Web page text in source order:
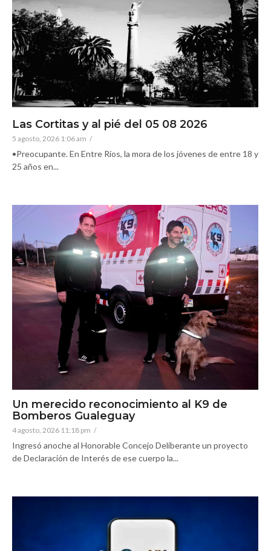
Las Cortitas y al pié del 05 08 2026
5 agosto, 2026 1:06 am /
•Preocupante. En Entre Ríos, la mora de los jóvenes de entre 18 y
25 años en...
Un merecido reconocimiento al K9 de
Bomberos Gualeguay
4 agosto, 2026 11:18 pm /
Ingresó anoche al Honorable Concejo Deliberante un proyecto
de Declaración de Interés de ese cuerpo la...